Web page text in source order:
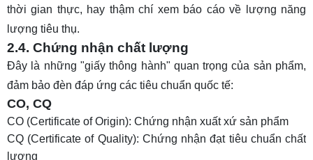
thời gian thực, hay thậm chí xem báo cáo về lượng năng
lượng tiêu thụ.
2.4. Chứng nhận chất lượng
Đây là những "giấy thông hành" quan trọng của sản phẩm,
đảm bảo đèn đáp ứng các tiêu chuẩn quốc tế:
CO, CQ
CO (Certificate of Origin): Chứng nhận xuất xứ sản phẩm
CQ (Certificate of Quality): Chứng nhận đạt tiêu chuẩn chất
lượng